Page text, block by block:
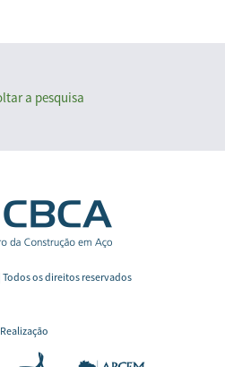
a pesquisa
os direitos reservados
Realização